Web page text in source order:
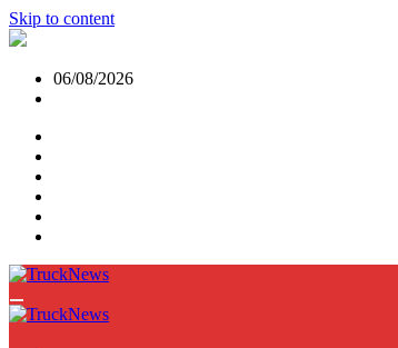
Skip to content
06/08/2026